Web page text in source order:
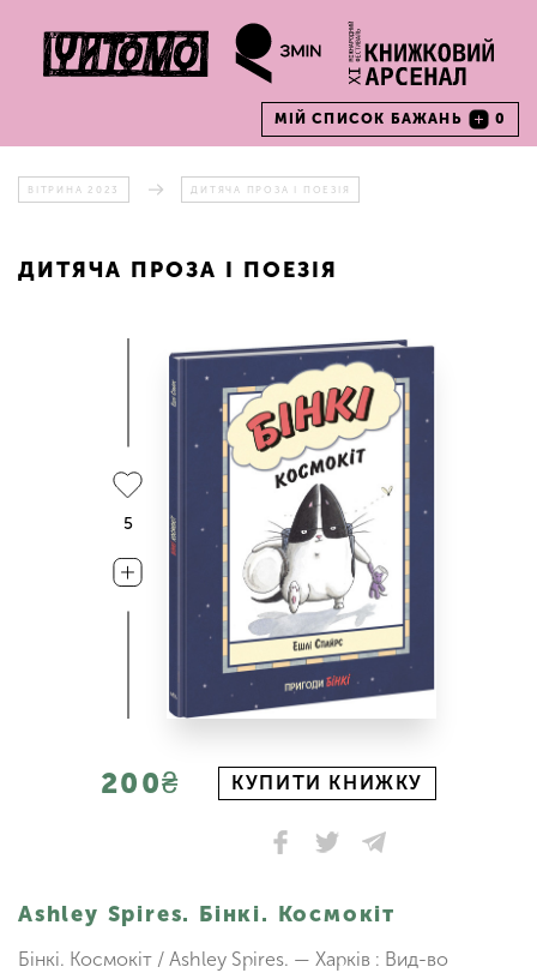
МІЙ СПИСОК БАЖАНЬ 0
ВІТРИНА 2023 ДИТЯЧА ПРОЗА І ПОЕЗІЯ
ДИТЯЧА ПРОЗА І ПОЕЗІЯ
5
200₴ КУПИТИ КНИЖКУ
Ashley Spires. Бінкі. Космокіт
Бінкі. Космокіт / Ashley Spires. — Харків : Вид-во